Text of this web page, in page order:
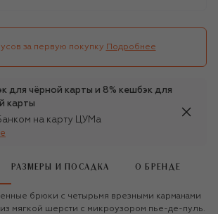
за первую покупку Подробнее
для чёрной карты и 8% кешбэк для
карты
на карту ЦУМа
РАЗМЕРЫ И ПОСАДКА О БРЕНДЕ
брюки с четырьмя врезными карманами
мягкой шерсти с микроузором пье-де-пуль.